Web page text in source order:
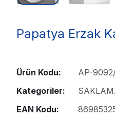
Papatya Erzak
Ürün Kodu:
AP-
Kategoriler:
EAN Kodu: